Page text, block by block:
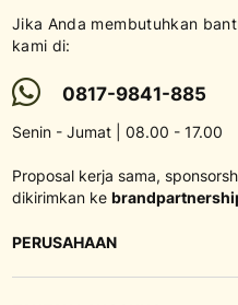
Jika Anda membutuhkan
kami di:
0817-9841-885
Senin - Jumat | 08.00 - 17.00
Proposal kerja sama,
dikirimkan ke
PERUSAHAAN